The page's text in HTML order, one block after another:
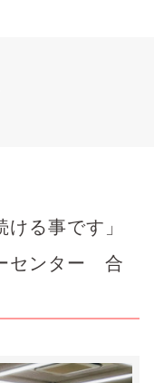
る事です」
センター 合